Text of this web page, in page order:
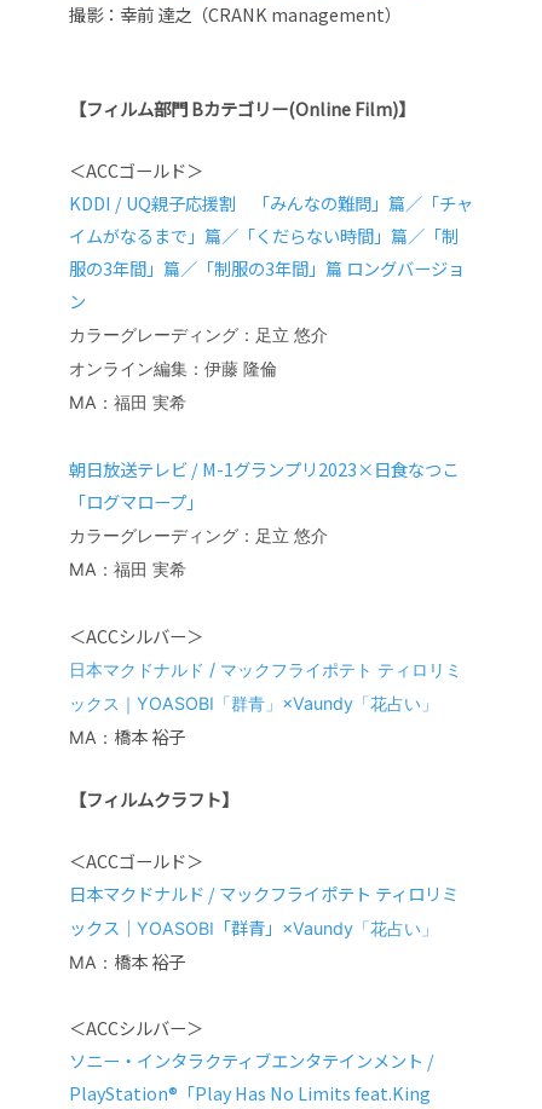
撮影：幸前 達之（CRANK management）
【フィルム部門 Bカテゴリー(Online Film)】
＜ACCゴールド＞
KDDI /UQ親子応援割 「みんなの難問」篇／「チャ
イムがなるまで」篇／「くだらない時間」篇／「制
服の3年間」篇／「制服の3年間」篇 ロングバージョ
ン
カラーグレーディング：足立 悠介
オンライン編集：伊藤 隆倫
MA：福田 実希
朝日放送テレビ /M-1グランプリ2023×日食なつこ
「ログマロープ」
カラーグレーディング：足立 悠介
MA：福田 実希
＜ACCシルバー＞
日本マクドナルド / マックフライポテト ティロリミ
ックス｜ YOASOBI 「群青」 ×Vaundy「花占い」
MA： 橋本 裕子
【フィルムクラフト】
＜ACCゴールド＞
日本マクドナルド / マックフライポテト ティロリミ
ックス｜ YOASOBI 「群青」 ×Vaundy「花占い」
MA： 橋本 裕子
＜ACCシルバー＞
ソニー・インタラクティブエンタテインメント /
PlayStation®️「Play Has No Limits feat.King